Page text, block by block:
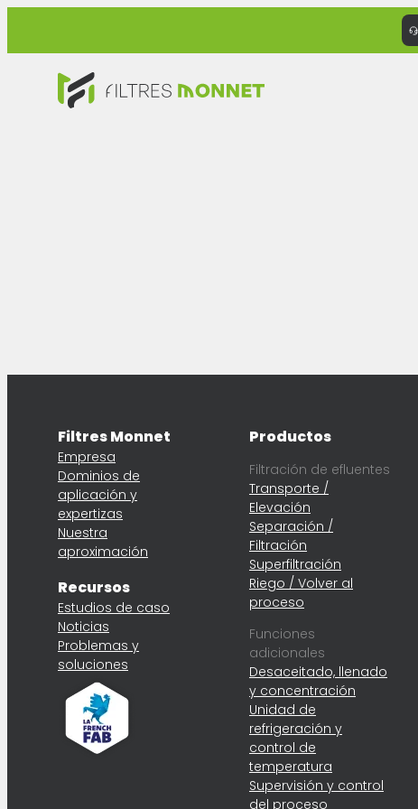
Filtres Monnet
Empresa
Dominios de
aplicación y
expertizas
Nuestra
aproximación
Recursos
Estudios de caso
Noticias
Problemas y
soluciones
Productos
Filtración de efluentes
Transporte /
Elevación
Separación /
Filtración
Superfiltración
Riego / Volver al
proceso
Funciones
adicionales
Desaceitado, llenado
y concentración
Unidad de
refrigeración y
control de
temperatura
Supervisión y control
del proceso